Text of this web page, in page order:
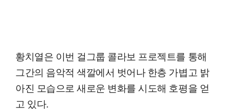
황치열은 이번 걸그룹 콜라보 프로젝트를 통해
그간의 음악적 색깔에서 벗어나 한층 가볍고 밝
아진 모습으로 새로운 변화를 시도해 호평을 얻
고 있다.